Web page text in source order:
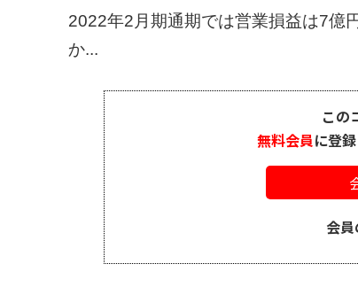
2022年2月期通期では営業損益は7億
か...
この
無料会員に登
会